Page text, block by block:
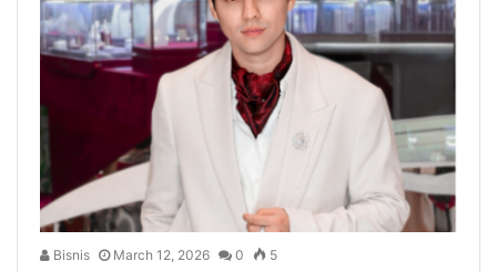
Bisnis March 12, 2026 0 5